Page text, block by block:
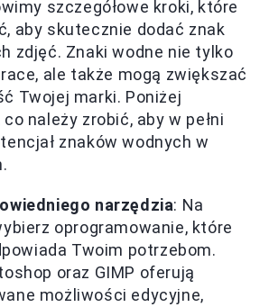
szczegółowe kroki, które
aby skutecznie dodać znak
zdjęć. Znaki wodne nie tylko
ale także mogą zwiększać
Twojej marki. Poniżej
należy zrobić, aby w pełni
znaków wodnych w
narzędzia: Na
oprogramowanie, które
Twoim potrzebom.
oraz GIMP oferują
możliwości edycyjne,